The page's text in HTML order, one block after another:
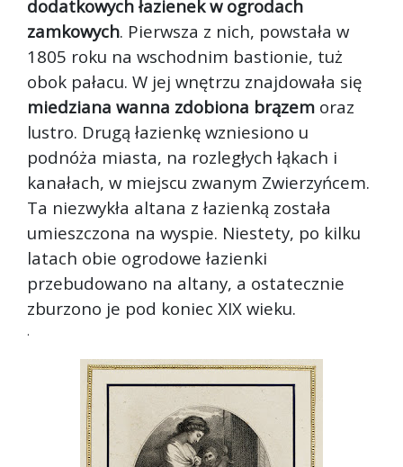
dodatkowych łazienek w ogrodach
zamkowych. Pierwsza z nich, powstała w
1805 roku na wschodnim bastionie, tuż
obok pałacu. W jej wnętrzu znajdowała się
miedziana wanna zdobiona brązem oraz
lustro. Drugą łazienkę wzniesiono u
podnóża miasta, na rozległych łąkach i
kanałach, w miejscu zwanym Zwierzyńcem.
Ta niezwykła altana z łazienką została
umieszczona na wyspie. Niestety, po kilku
latach obie ogrodowe łazienki
przebudowano na altany, a ostatecznie
zburzono je pod koniec XIX wieku.
.